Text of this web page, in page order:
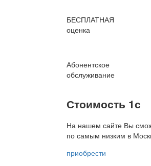
БЕСПЛАТНАЯ
оценка
Абонентское
обслуживание
Стоимость 1с
На нашем сайте Вы
по самым низким в
приобрести